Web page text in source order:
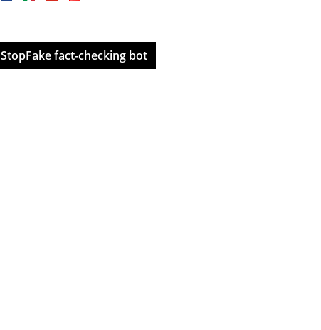
StopFake fact-checking bot